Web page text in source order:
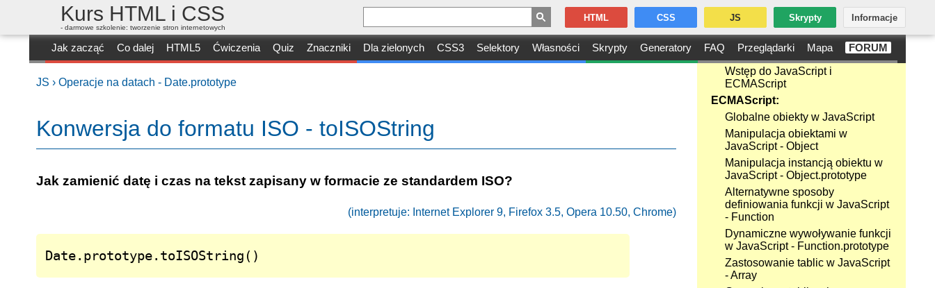
Kurs HTML i CSS
- darmowe szkolenie: tworzenie stron internetowych
Jak zacząć Co dalej HTML5 Ćwiczenia Quiz Znaczniki Dla zielonych CSS3 Selektory Własności Skrypty Generatory FAQ Przeglądarki Mapa FORUM
HTML CSS JS
Wstęp do JavaScript i
ECMAScript
ECMAScript:
Globalne obiekty w JavaScript
Manipulacja obiektami w
JavaScript - Object
Manipulacja instancją obiektu w
JavaScript - Object.prototype
Alternatywne sposoby
definiowania funkcji w JavaScript
- Function
Dynamiczne wywoływanie funkcji
w JavaScript - Function.prototype
Zastosowanie tablic w JavaScript
- Array
Skrypty Informacje
JS › Operacje na datach - Date.prototype
Konwersja do formatu ISO - toISOString
Jak zamienić datę i czas na tekst zapisany w formacie ze standardem ISO?
(interpretuje: Internet Explorer 9, Firefox 3.5, Opera 10.50, Chrome)
Date.prototype.toISOString()